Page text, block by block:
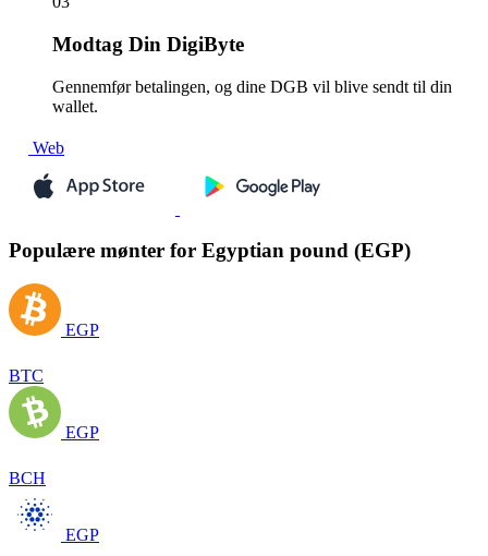
Modtag Din DigiByte
Gennemfør betalingen, og dine DGB vil blive sendt til din
wallet.
Web
Populære mønter for Egyptian pound (EGP)
EGP
BTC
EGP
BCH
EGP